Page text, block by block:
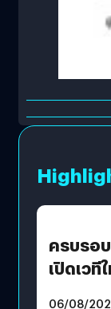
ครบรอ
เปิดเวที
06/08/